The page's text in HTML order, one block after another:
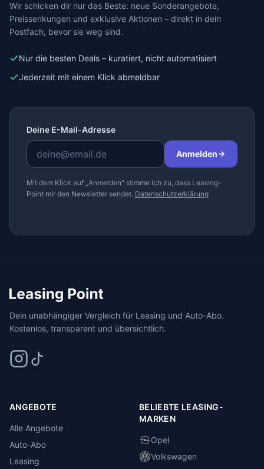
Wir schicken dir nur das Beste: neue Sonderangebote,
Preissenkungen und exklusive Aktionen – direkt in dein
Postfach, bevor sie weg sind.
Nur die besten Deals – kuratiert, nicht automatisiert
Jederzeit mit einem Klick abmeldbar
Deine E-Mail-Adresse
Anmelden
Mit dem Klick auf „Anmelden" stimme ich zu, dass Leasing-
Point mir den Newsletter sendet. Datenschutzerklärung
Dein unabhängiger Vergleich für Leasing und Auto-Abo.
Kostenlos, transparent und übersichtlich.
ANGEBOTE
Alle Angebote
Auto-Abo
Leasing
BELIEBTE LEASING-
MARKEN
Opel
Volkswagen